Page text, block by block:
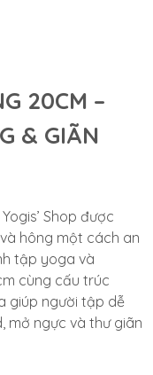
20CM –
& GIÃN
Shop được
hông một cách an
tập yoga và
cùng cấu trúc
giúp người tập dễ
mở ngực và thư giãn